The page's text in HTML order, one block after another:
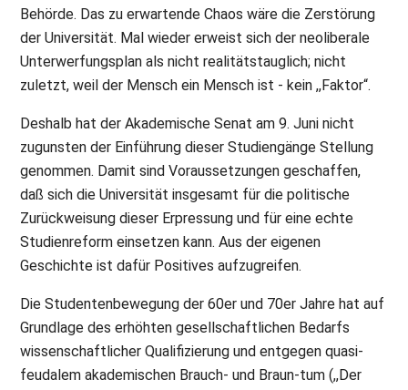
Behörde. Das zu erwartende Chaos wäre die Zerstörung
der Universität. Mal wieder erweist sich der neoliberale
Unterwerfungsplan als nicht realitätstauglich; nicht
zuletzt, weil der Mensch ein Mensch ist - kein ,,Faktor“.
Deshalb hat der Akademische Senat am 9. Juni nicht
zugunsten der Einführung dieser Studiengänge Stellung
genommen. Damit sind Voraussetzungen geschaffen,
daß sich die Universität insgesamt für die politische
Zurückweisung dieser Erpressung und für eine echte
Studienreform einsetzen kann. Aus der eigenen
Geschichte ist dafür Positives aufzugreifen.
Die Studentenbewegung der 60er und 70er Jahre hat auf
Grundlage des erhöhten gesellschaftlichen Bedarfs
wissenschaftlicher Qualifizierung und entgegen quasi-
feudalem akademischen Brauch- und Braun-tum (,,Der